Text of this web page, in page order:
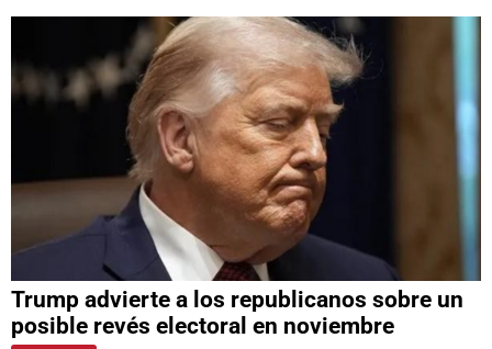
Trump advierte a los republicanos sobre un
posible revés electoral en noviembre